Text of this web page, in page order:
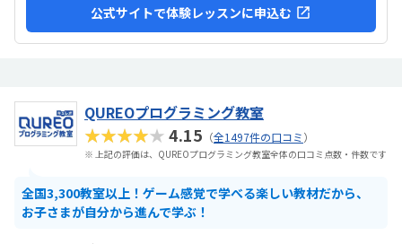
公式サイトで体験レッスンに申込む
QUREOプログラミング教室
★★★★★4.15 （全1497件の口コミ）
※ 上記の評価は、QUREOプログラミング教室全体の口コミ点数・件数です
全国3,300教室以上！ゲーム感覚で学べる楽しい教材だから、
お子さまが自分から進んで学ぶ！